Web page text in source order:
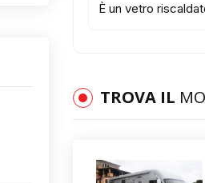
È un vetro
TROVA IL